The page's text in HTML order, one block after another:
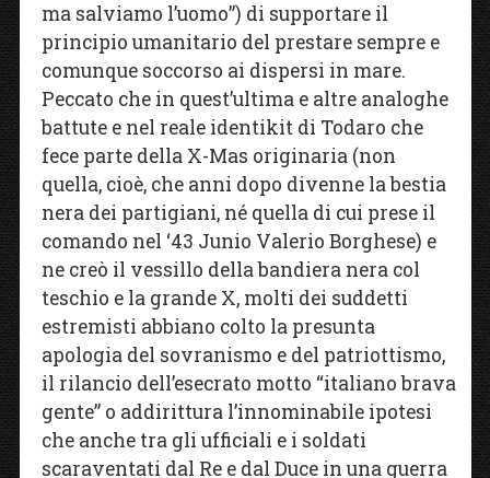
ma salviamo l’uomo”) di supportare il
principio umanitario del prestare sempre e
comunque soccorso ai dispersi in mare.
Peccato che in quest’ultima e altre analoghe
battute e nel reale identikit di Todaro che
fece parte della X-Mas originaria (non
quella, cioè, che anni dopo divenne la bestia
nera dei partigiani, né quella di cui prese il
comando nel ‘43 Junio Valerio Borghese) e
ne creò il vessillo della bandiera nera col
teschio e la grande X, molti dei suddetti
estremisti abbiano colto la presunta
apologia del sovranismo e del patriottismo,
il rilancio dell’esecrato motto “italiano brava
gente” o addirittura l’innominabile ipotesi
che anche tra gli ufficiali e i soldati
scaraventati dal Re e dal Duce in una guerra